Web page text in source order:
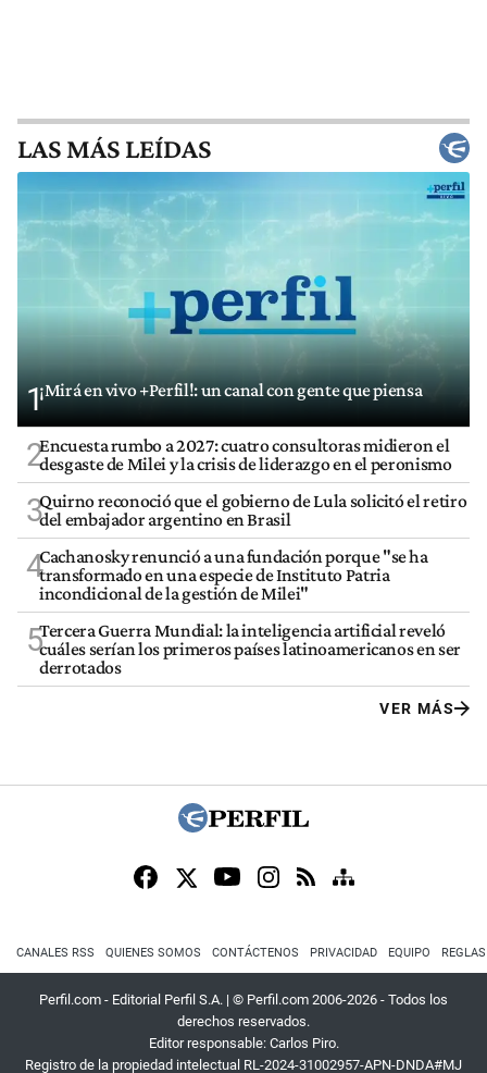
LAS MÁS LEÍDAS
1¡Mirá en vivo +Perfil!: un canal con gente que piensa
2Encuesta rumbo a 2027: cuatro consultoras midieron el
desgaste de Milei y la crisis de liderazgo en el peronismo
3Quirno reconoció que el gobierno de Lula solicitó el retiro
del embajador argentino en Brasil
4Cachanosky renunció a una fundación porque "se ha
transformado en una especie de Instituto Patria
incondicional de la gestión de Milei"
5Tercera Guerra Mundial: la inteligencia artificial reveló
cuáles serían los primeros países latinoamericanos en ser
derrotados
VER MÁS
CANALES RSS QUIENES SOMOS CONTÁCTENOS PRIVACIDAD EQUIPO
Perfil.com - Editorial Perfil S.A. | © Perfil.com 2006-2026 - Todos los
derechos reservados.
Editor responsable: Carlos Piro.
Registro de la propiedad intelectual RL-2024-31002957-APN-DNDA#MJ